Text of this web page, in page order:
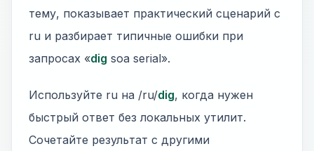
тему, показывает практический сценарий с
ru и разбирает типичные ошибки при
запросах «dig soa serial».
Используйте ru на /ru/dig, когда нужен
быстрый ответ без локальных утилит.
Сочетайте результат с другими